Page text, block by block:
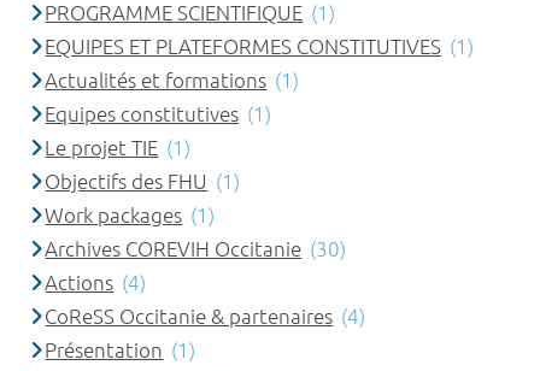
PROGRAMME SCIENTIFIQUE (1)
EQUIPES ET PLATEFORMES CONSTITUTIVES (1)
Actualités et formations (1)
Equipes constitutives (1)
Le projet TIE (1)
Objectifs des FHU (1)
Work packages (1)
Archives COREVIH Occitanie (30)
Actions (4)
CoReSS Occitanie & partenaires (4)
Présentation (1)